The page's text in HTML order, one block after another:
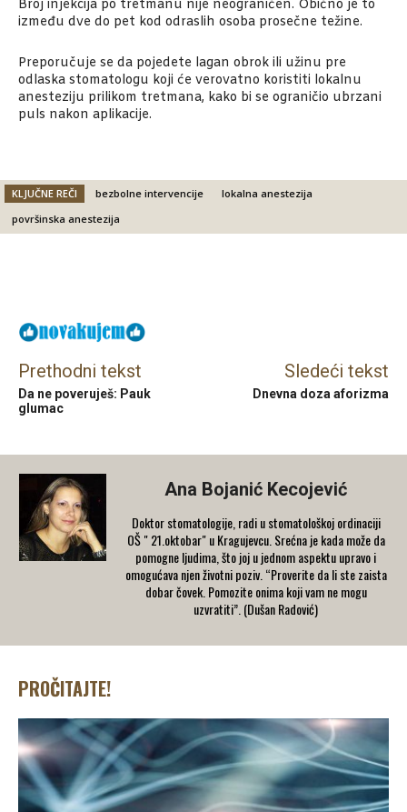
Broj injekcija po tretmanu nije neograničen. Obično je to
između dve do pet kod odraslih osoba prosečne težine.
Preporučuje se da pojedete lagan obrok ili užinu pre
odlaska stomatologu koji će verovatno koristiti lokalnu
anesteziju prilikom tretmana, kako bi se ograničio ubrzani
puls nakon aplikacije.
KLJUČNE REČI bezbolne intervencije
lokalna anestezija
površinska anestezija
Prethodni tekst
Da ne poveruješ: Pauk
glumac
Sledeći tekst
Dnevna doza aforizma
Ana Bojanić Kecojević
Doktor stomatologije, radi u stomatološkoj ordinaciji
OŠ " 21.oktobar" u Kragujevcu. Srećna je kada može da
pomogne ljudima, što joj u jednom aspektu upravo i
omogućava njen životni poziv. “Proverite da li ste zaista
dobar čovek. Pomozite onima koji vam ne mogu
uzvratiti”. (Dušan Radović)
PROČITAJTE!